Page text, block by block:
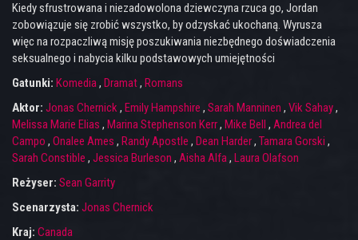
Kiedy sfrustrowana i niezadowolona dziewczyna rzuca go, Jordan
zobowiązuje się zrobić wszystko, by odzyskać ukochaną. Wyrusza
więc na rozpaczliwą misję poszukiwania niezbędnego doświadczenia
seksualnego i nabycia kilku podstawowych umiejętności
Gatunki: Komedia, Dramat, Romans
Aktor: Jonas Chernick, Emily Hampshire , Sarah Manninen , Vik Sahay,
Melissa Marie Elias , Marina Stephenson Kerr, Mike Bell , Andrea del
Campo , Onalee Ames , Randy Apostle , Dean Harder, Tamara Gorski ,
Sarah Constible , Jessica Burleson , Aisha Alfa, Laura Olafson
Reżyser: Sean Garrity
Scenarzysta: Jonas Chernick
Kraj: Canada